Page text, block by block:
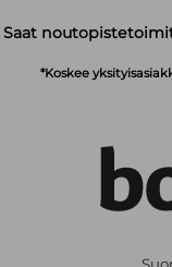
Saat
*Koskee